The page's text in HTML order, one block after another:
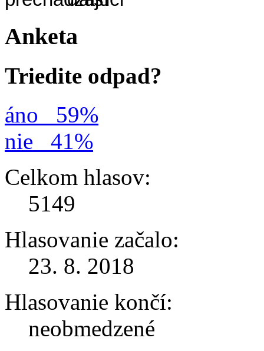
Anketa
Triedite odpad?
áno
59%
nie
41%
Celkom hlasov:
5149
Hlasovanie začalo:
23. 8. 2018
Hlasovanie končí:
neobmedzené